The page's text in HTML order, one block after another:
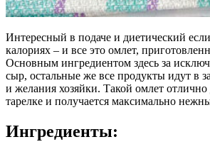
Интересный в подаче и диетический
калориях – и все это омлет,
Основным ингредиентом здесь за
сыр, остальные же все продукты идут в
и желания хозяйки. Такой омлет
тарелке и получается максимально
Ингредиенты: